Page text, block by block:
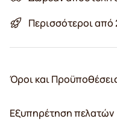
Περισσότεροι από
Όροι και
Εξυπηρέτηση πελατών